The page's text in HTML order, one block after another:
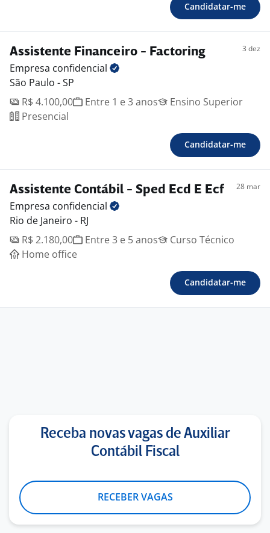
Candidatar-me
Assistente Financeiro - Factoring 3 dez
Empresa confidencial
São Paulo - SP
R$ 4.100,00
Entre 1 e 3 anos
Ensino Superior
Presencial
Candidatar-me
Assistente Contábil - Sped Ecd E Ecf 28 mar
Empresa confidencial
Rio de Janeiro - RJ
R$ 2.180,00
Entre 3 e 5 anos
Curso Técnico
Home office
Candidatar-me
Receba novas vagas de Auxiliar
Contábil Fiscal
RECEBER VAGAS